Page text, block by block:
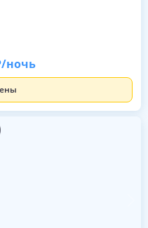
/ночь